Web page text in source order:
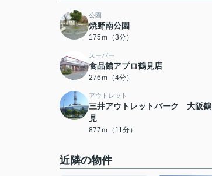
公園
焼野南公園
175ｍ（3分）
スーパー
食品館アプロ鶴見店
276ｍ（4分）
アウトレット
三井アウトレットパーク 大阪鶴
見
877ｍ（11分）
近隣の物件